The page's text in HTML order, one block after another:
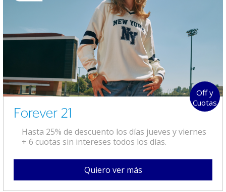
Off y
Cuotas
Forever 21
Hasta 25% de descuento los días jueves y viernes
+ 6 cuotas sin intereses todos los días.
Quiero ver más